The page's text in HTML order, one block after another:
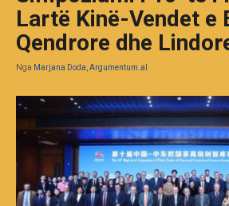
Lartë Kinë-Vendet e
Qendrore dhe
Nga Marjana Doda, Argumentum.al